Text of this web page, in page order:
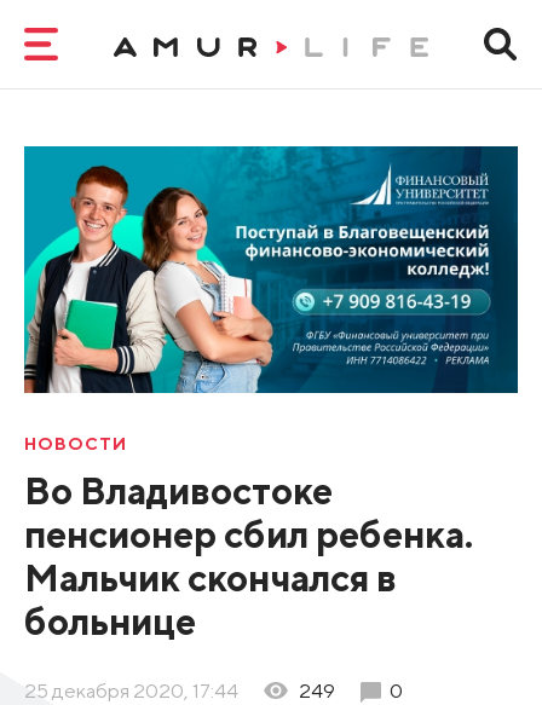
НОВОСТИ
Во Владивостоке
пенсионер сбил ребенка.
Мальчик скончался в
больнице
25 декабря 2020, 17:44 249 0